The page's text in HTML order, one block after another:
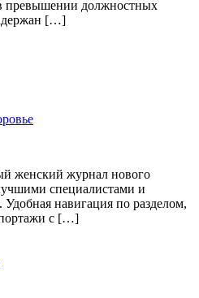
превышении должностных
[…]
женский журнал нового
специалистами и
навигация по разделом,
с […]